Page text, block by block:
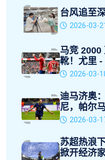
台风追至
2026-03-
马竞 2000
靴！尤里
2026-03-
迪马济奥
尼，帕尔
2026-03-
苏超热浪
掀开经济